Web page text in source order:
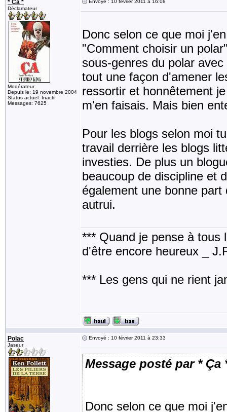
* Ça *
Déclamateur
Modérateur
Depuis le: 19 novembre 2004
Status actuel: Inactif
Messages: 7625
Envoyé : 10 février 2011 à 16:08
Donc selon ce que moi
"Comment choisir un
sous-genres du polar
tout une façon d'amener
ressortir et honnêtement
m'en faisais. Mais bien
Pour les blogs selon moi
travail derrière les blogs
investies. De plus un
beaucoup de discipline et
également une bonne
autrui.
*** Quand je pense à tous
d'être encore heureux _
*** Les gens qui ne rient
Polac
Jaseur
Envoyé : 10 février 2011 à 23:33
Message posté par * Ça
Donc selon ce que moi